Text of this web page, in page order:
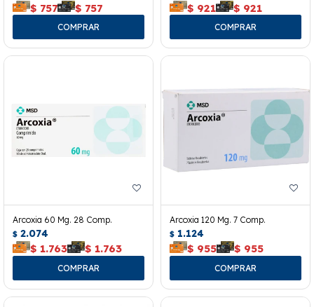
$ 757 $ 757 $ 921 $ 921
Arcoxia 60 Mg. 28 Comp.
$ 2.074
$ 1.763 $ 1.763
Arcoxia 120 Mg. 7 Comp.
$ 1.124
$ 955 $ 955